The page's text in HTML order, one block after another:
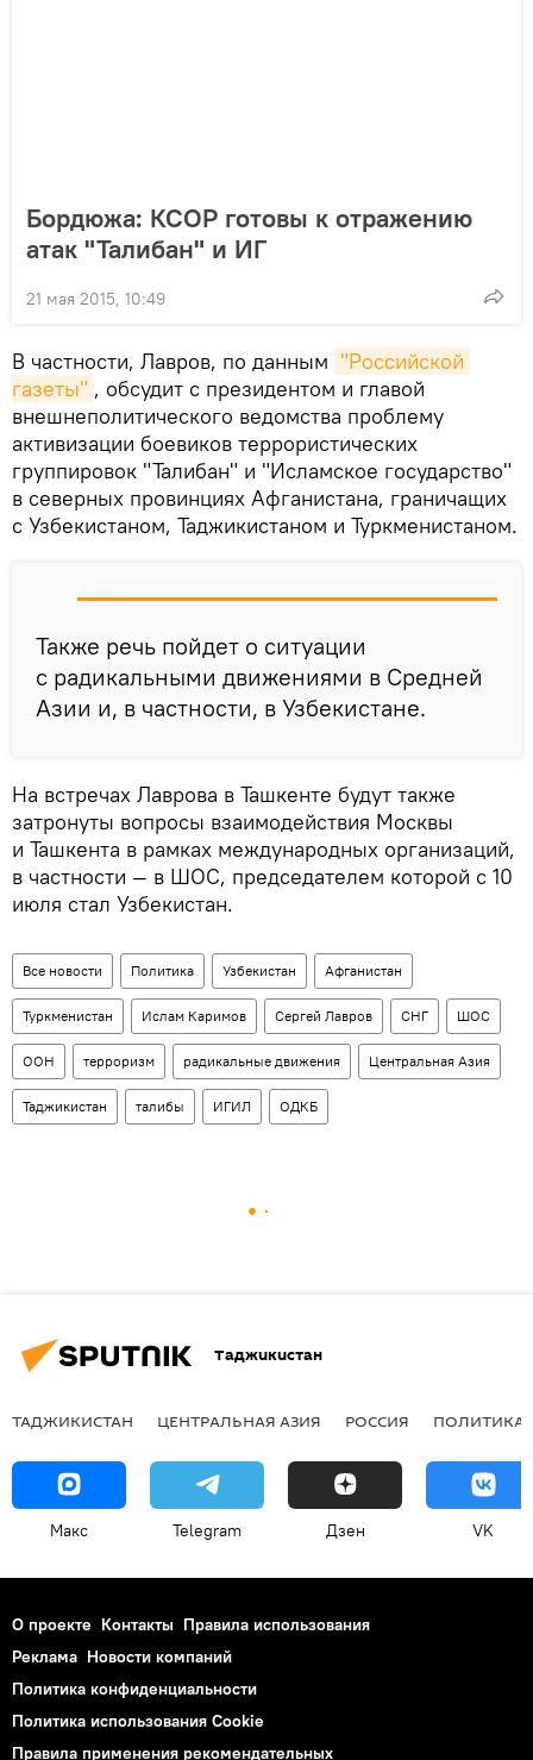
Бордюжа: КСОР готовы к отражению
атак "Талибан" и ИГ
21 мая 2015, 10:49
В частности, Лавров, по данным "Российской
газеты" , обсудит с президентом и главой
внешнеполитического ведомства проблему
активизации боевиков террористических
группировок "Талибан" и "Исламское государство"
в северных провинциях Афганистана, граничащих
с Узбекистаном, Таджикистаном и Туркменистаном.
Также речь пойдет о ситуации
с радикальными движениями в Средней
Азии и, в частности, в Узбекистане.
На встречах Лаврова в Ташкенте будут также
затронуты вопросы взаимодействия Москвы
и Ташкента в рамках международных организаций,
в частности — в ШОС, председателем которой с 10
июля стал Узбекистан.
Все новости Политика Узбекистан Афганистан
Туркменистан Ислам Каримов Сергей Лавров СНГ ШОС
ООН терроризм радикальные движения Центральная Азия
Таджикистан талибы ИГИЛ ОДКБ
Таджикистан
ТАДЖИКИСТАН ЦЕНТРАЛЬНАЯ АЗИЯ РОССИЯ ПОЛИТИКА
Макс Telegram Дзен VK
О проекте Контакты Правила использования
Реклама Новости компаний
Политика конфиденциальности
Политика использования Cookie
Правила применения рекомендательных